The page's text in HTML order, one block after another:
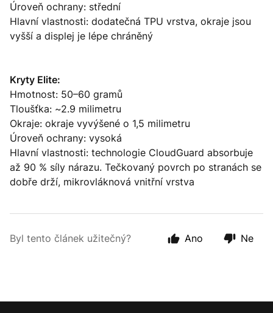
Úroveň ochrany: střední
Hlavní vlastnosti: dodatečná TPU vrstva, okraje jsou
vyšší a displej je lépe chráněný
Kryty Elite:
Hmotnost: 50–60 gramů
Tloušťka: ~2.9 milimetru
Okraje: okraje vyvýšené o 1,5 milimetru
Úroveň ochrany: vysoká
Hlavní vlastnosti: technologie CloudGuard absorbuje
až 90 % síly nárazu. Tečkovaný povrch po stranách se
dobře drží, mikrovláknová vnitřní vrstva
Byl tento článek užitečný? Ano Ne